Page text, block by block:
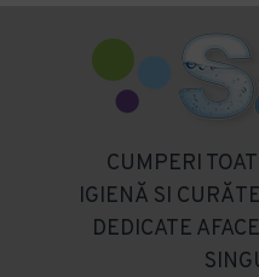
CUMPERI
IGIENĂ SI
DEDICATE